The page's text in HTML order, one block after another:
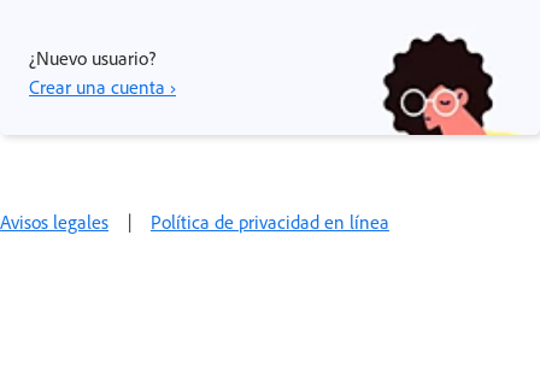
¿Nuevo usuario?
Crear una cuenta ›
Avisos legales | Política de privacidad en línea